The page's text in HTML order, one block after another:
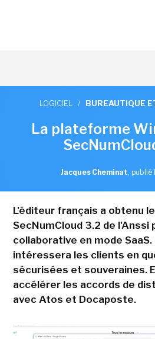
LOGICIEL / BUREAUTIQUE
La plateforme
Jacques Cheminat, publié
L'éditeur français a obtenu
SecNumCloud 3.2 de
collaborative en mode
intéressera les clients en
sécurisées et souveraines.
accélérer les accords de
avec Atos et Docaposte.